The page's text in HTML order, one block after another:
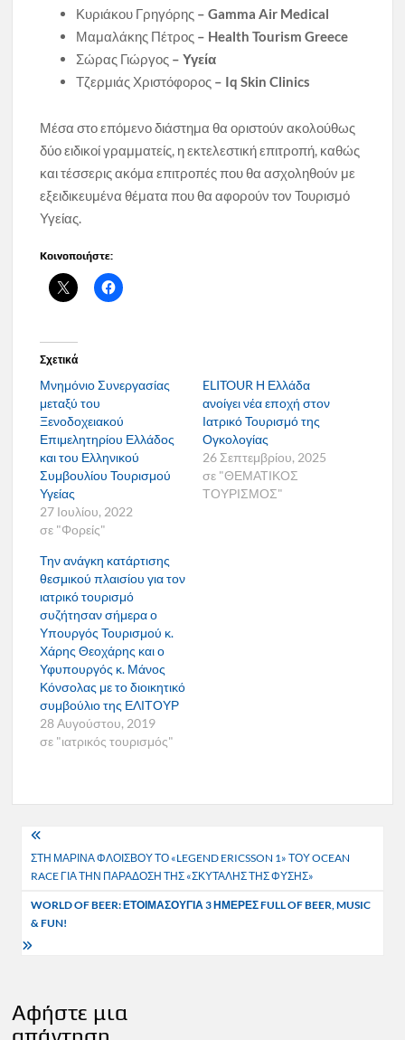
Κυριάκου Γρηγόρης –Gamma Air Medical
Μαμαλάκης Πέτρος – Health Tourism Greece
Σώρας Γιώργος –Υγεία
Τζερμιάς Χριστόφορος – Iq Skin Clinics
Μέσα στο επόμενο διάστημα θα οριστούν ακολούθως
δύο ειδικοί γραμματείς, η εκτελεστική επιτροπή, καθώς
και τέσσερις ακόμα επιτροπές που θα ασχοληθούν με
εξειδικευμένα θέματα που θα αφορούν τον Τουρισμό
Υγείας.
Κοινοποιήστε:
Σχετικά
Μνημόνιο Συνεργασίας
μεταξύ του
Ξενοδοχειακού
Επιμελητηρίου Ελλάδος
και του Ελληνικού
Συμβουλίου Τουρισμού
Υγείας
27 Ιουλίου, 2022
σε "Φορείς"
ELITOUR Η Ελλάδα
ανοίγει νέα εποχή στον
Ιατρικό Τουρισμό της
Ογκολογίας
26 Σεπτεμβρίου, 2025
σε "ΘΕΜΑΤΙΚΟΣ
ΤΟΥΡΙΣΜΟΣ"
Την ανάγκη κατάρτισης
θεσμικού πλαισίου για τον
ιατρικό τουρισμό
συζήτησαν σήμερα ο
Υπουργός Τουρισμού κ.
Χάρης Θεοχάρης και ο
Υφυπουργός κ. Μάνος
Κόνσολας με το διοικητικό
συμβούλιο της ΕΛΙΤΟΥΡ
28 Αυγούστου, 2019
σε "ιατρικός τουρισμός"
Πλοήγηση
άρθρων
ΣΤΗ ΜΑΡΙΝΑ ΦΛΟΙΣΒΟΥ ΤΟ «LEGEND ERICSSON 1» ΤΟΥ OCEAN
RACE ΓΙΑ ΤΗΝ ΠΑΡΑΔΟΣΗ ΤΗΣ «ΣΚΥΤΑΛΗΣ ΤΗΣ ΦΥΣΗΣ»
WORLD OF BEER: ΕΤΟΙΜΑΣΟΥΓΙΑ 3 ΗΜΕΡΕΣ FULL OF BEER, MUSIC
& FUN!
Αφήστε μια